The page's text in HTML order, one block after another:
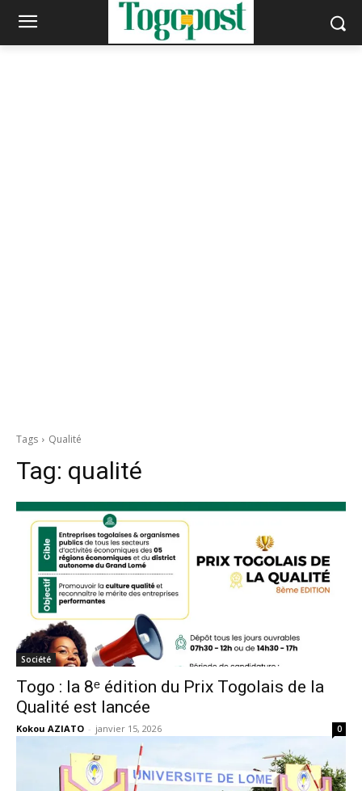
Tags Qualité
Tag: qualité
Société
Togo : la 8ᵉ édition du Prix Togolais de la
Qualité est lancée
Kokou AZIATO - janvier 15, 2026 0